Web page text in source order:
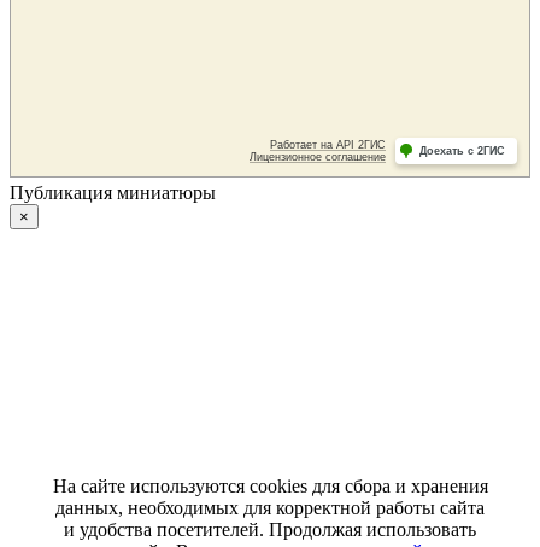
Публикация миниатюры
×
На сайте используются cookies для сбора и хранения
данных, необходимых для корректной работы сайта
и удобства посетителей. Продолжая использовать